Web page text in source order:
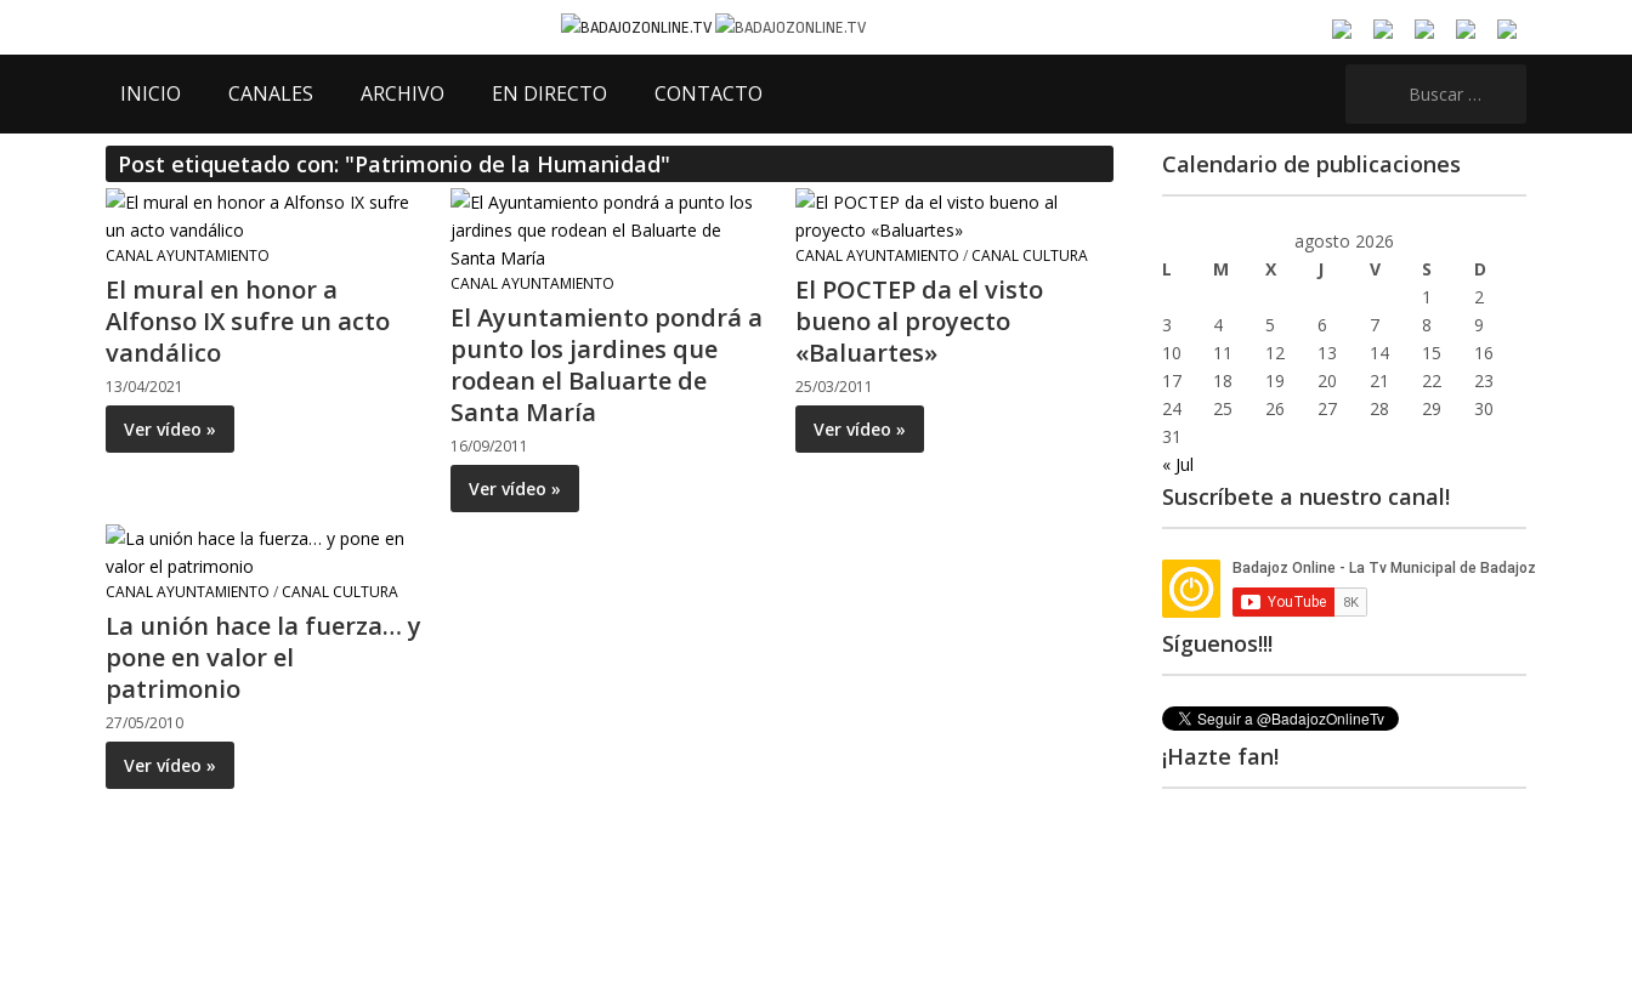
INICIO CANALES ARCHIVO EN DIRECTO CONTACTO
Post etiquetado con: "Patrimonio de la Humanidad"
CANAL AYUNTAMIENTO
El mural en honor a
Alfonso IX sufre un acto
vandálico
13/04/2021
Ver vídeo »
CANAL AYUNTAMIENTO
El Ayuntamiento pondrá a
punto los jardines que
rodean el Baluarte de
Santa María
16/09/2011
Ver vídeo »
CANAL AYUNTAMIENTO / CANAL CULTURA
El POCTEP da el visto
bueno al proyecto
«Baluartes»
25/03/2011
Ver vídeo »
CANAL AYUNTAMIENTO / CANAL CULTURA
La unión hace la fuerza… y
pone en valor el
patrimonio
27/05/2010
Ver vídeo »
Calendario de publicaciones
agosto 2026
L
M X J V S
D
1
2
3
4 5 6 7 8
9
10
11 12 13 14 15
16
17
18 19 20 21 22
23
24
25 26 27 28 29
30
31
« Jul
Suscríbete a nuestro canal!
Síguenos!!!
¡Hazte fan!